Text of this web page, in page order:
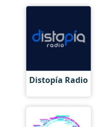
Distopía Radio